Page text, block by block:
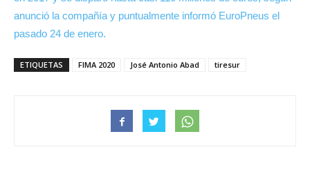
anunció la compañía y puntualmente informó EuroPneus el
pasado 24 de enero.
ETIQUETAS FIMA 2020 José Antonio Abad tiresur